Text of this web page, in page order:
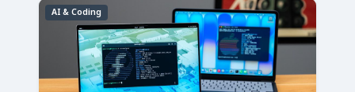
AI & Coding